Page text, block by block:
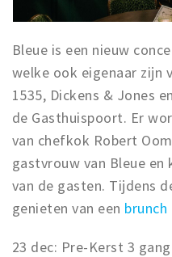
Bleue is een nieuw
welke ook eigenaar zijn
1535, Dickens & Jones
de Gasthuispoort. Er
van chefkok Robert
gastvrouw van Bleue
van de gasten. Tijdens
genieten van een
23 dec: Pre-Kerst 3